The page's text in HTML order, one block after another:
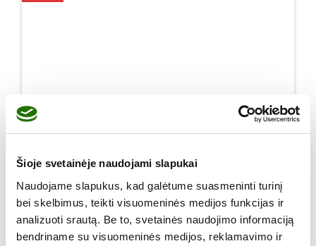
Šioje svetainėje naudojami slapukai
Naudojame slapukus, kad galėtume suasmeninti turinį
bei skelbimus, teikti visuomeninės medijos funkcijas ir
analizuoti srautą. Be to, svetainės naudojimo informaciją
bendriname su visuomeninės medijos, reklamavimo ir